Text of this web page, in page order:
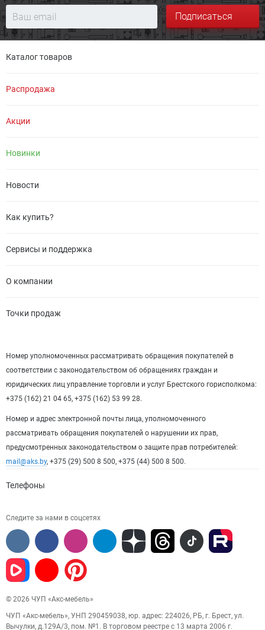
Подписаться
Каталог товаров
Распродажа
Акции
Новинки
Новости
Как купить?
Сервисы и поддержка
О компании
Точки продаж
Номер уполномоченных рассматривать обращения покупателей в
соответствии с законодательством об обращениях граждан и
юридических лиц управление торговли и услуг Брестского горисполкома:
+375 (162) 21 04 65, +375 (162) 53 99 28.
Номер и адрес электронной почты лица, уполномоченного
рассматривать обращения покупателей о нарушении их прав,
предусмотренных законодательством о защите прав потребителей:
mail@aks.by, +375 (29) 500 8 500, +375 (44) 500 8 500.
Телефоны
Следите за нами в соцсетях
© 2026 ЧУП «Акс-мебель»
ЧУП «Акс-мебель», УНП 290459038, юр. адрес: 224026, РБ, г. Брест, ул.
Вычулки, д.129А/3, пом. №1. В торговом реестре с 13 марта 2006 г.